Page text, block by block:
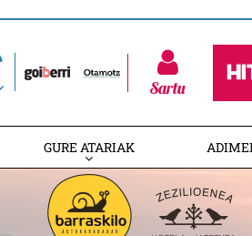
Sartu
GURE ATARIAK